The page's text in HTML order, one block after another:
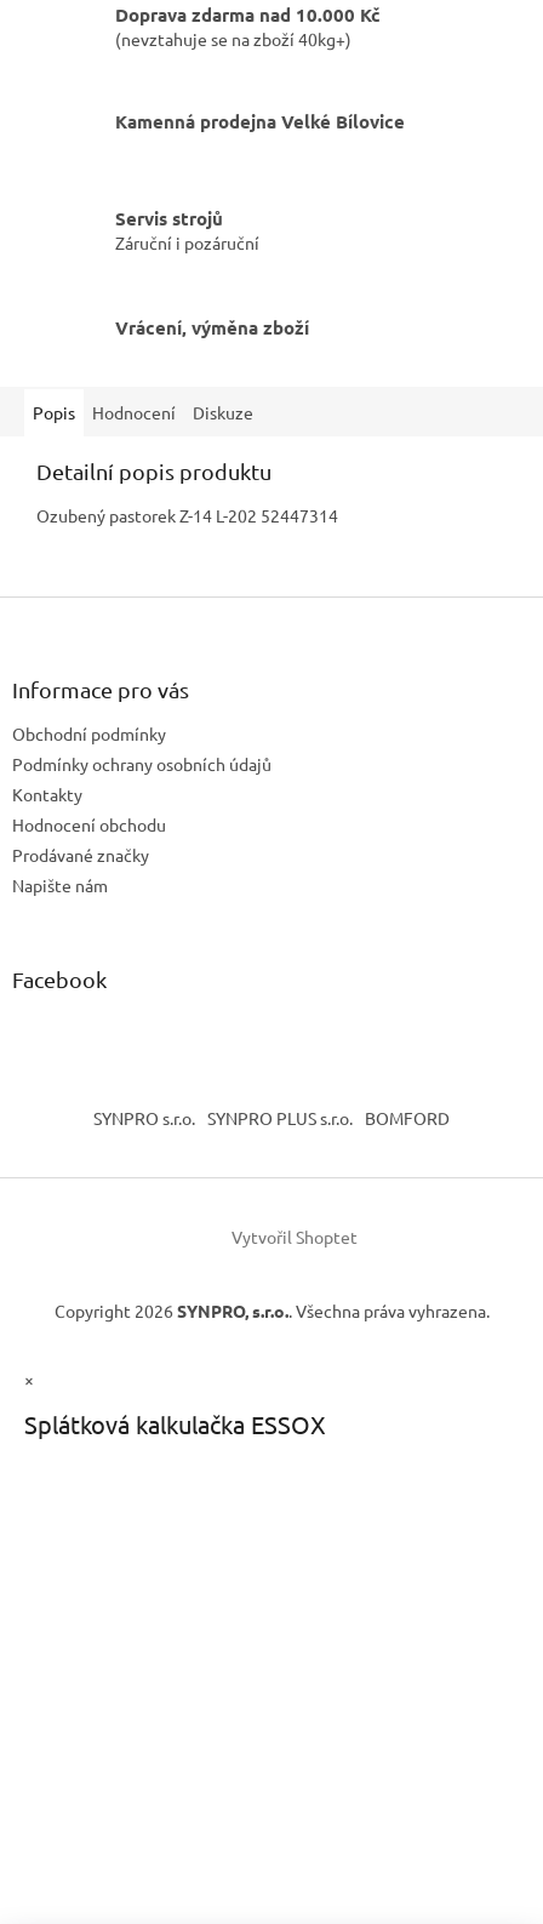
Doprava zdarma nad 10.000 Kč
(nevztahuje se na zboží 40kg+)
Kamenná prodejna Velké Bílovice
Servis strojů
Záruční i pozáruční
Vrácení, výměna zboží
Popis Hodnocení Diskuze
Detailní popis produktu
Ozubený pastorek Z-14 L-202 52447314
Z
Informace pro vás
Obchodní podmínky
Podmínky ochrany osobních údajů
Kontakty
Hodnocení obchodu
Prodávané značky
Napište nám
Facebook
SYNPRO s.r.o. SYNPRO PLUS s.r.o. BOMFORD
Vytvořil Shoptet
Copyright 2026 SYNPRO, s.r.o.. Všechna práva vyhrazena.
×
Splátková kalkulačka ESSOX